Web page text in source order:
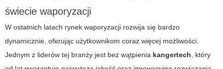
świecie waporyzacji
W ostatnich latach rynek waporyzacji rozwija się bardzo
dynamicznie, oferując użytkownikom coraz więcej możliwości.
Jednym z liderów tej branży jest bez wątpienia kangertech, który